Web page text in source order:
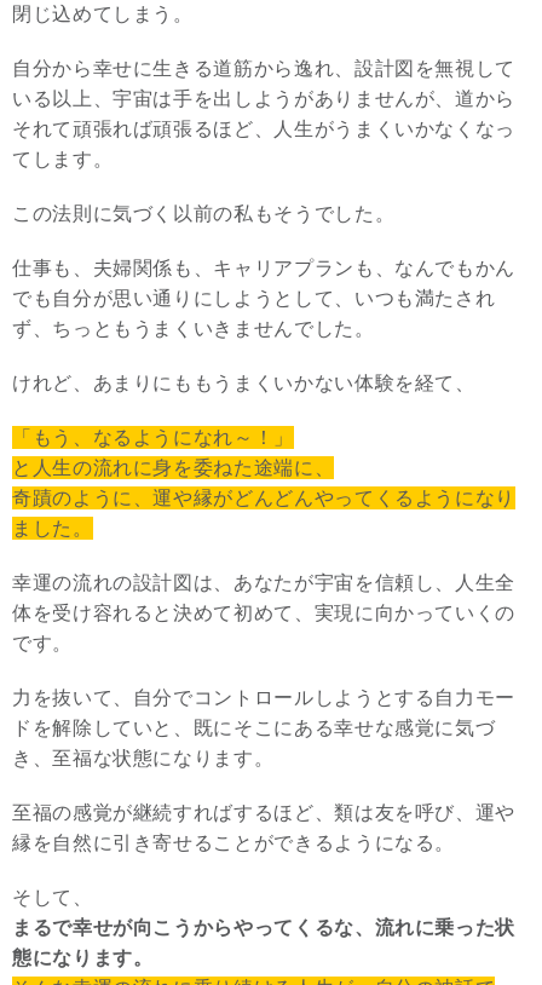
閉じ込めてしまう。
自分から幸せに生きる道筋から逸れ、設計図を無視して
いる以上、宇宙は手を出しようがありませんが、道から
それて頑張れば頑張るほど、人生がうまくいかなくなっ
てします。
この法則に気づく以前の私もそうでした。
仕事も、夫婦関係も、キャリアプランも、なんでもかん
でも自分が思い通りにしようとして、いつも満たされ
ず、ちっともうまくいきませんでした。
けれど、あまりにももうまくいかない体験を経て、
「もう、なるようになれ～！」
と人生の流れに身を委ねた途端に、
奇蹟のように、運や縁がどんどんやってくるようになり
ました。
幸運の流れの設計図は、あなたが宇宙を信頼し、人生全
体を受け容れると決めて初めて、実現に向かっていくの
です。
力を抜いて、自分でコントロールしようとする自力モー
ドを解除していと、既にそこにある幸せな感覚に気づ
き、至福な状態になります。
至福の感覚が継続すればするほど、類は友を呼び、運や
縁を自然に引き寄せることができるようになる。
そして、
まるで幸せが向こうからやってくるな、流れに乗った状
態になります。